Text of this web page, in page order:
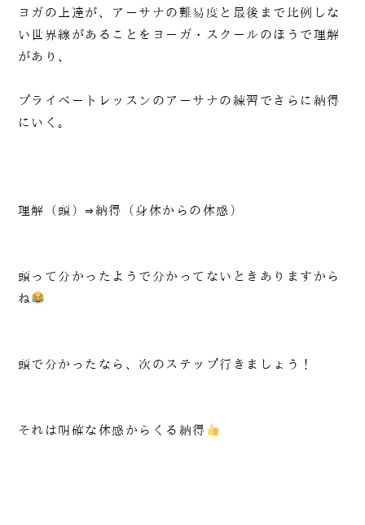
ヨガの上達が、アーサナの難易度と最後まで比例しな
い世界線があることをヨーガ・スクールのほうで理解
があり、
プライベートレッスンのアーサナの練習でさらに納得
にいく。
理解（頭）⇒納得（身体からの体感）
頭って分かったようで分かってないときありますから
ね
頭で分かったなら、次のステップ行きましょう！
それは明確な体感からくる納得